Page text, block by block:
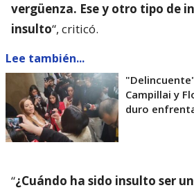
vergüenza. Ese y otro tipo de
insulto“, criticó.
Lee también...
Campillai y
duro
“¿Cuándo ha sido insulto ser